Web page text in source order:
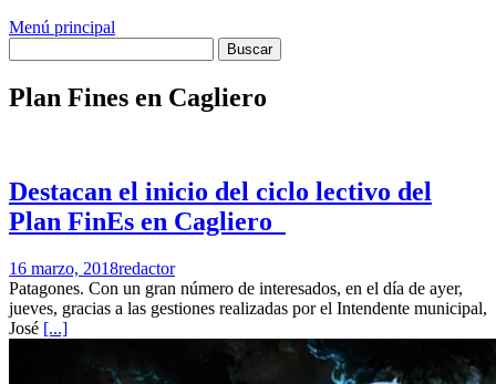
Menú principal
Plan Fines en Cagliero
Destacan el inicio del ciclo lectivo del
Plan FinEs en Cagliero
16 marzo, 2018redactor
Patagones. Con un gran número de interesados, en el día de ayer,
jueves, gracias a las gestiones realizadas por el Intendente municipal,
José [...]